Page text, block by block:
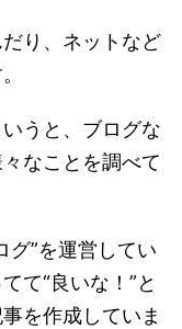
り、ネットなど
うと、ブログな
なことを調べて
グ”を運営してい
て“良いな！”と
を作成していま